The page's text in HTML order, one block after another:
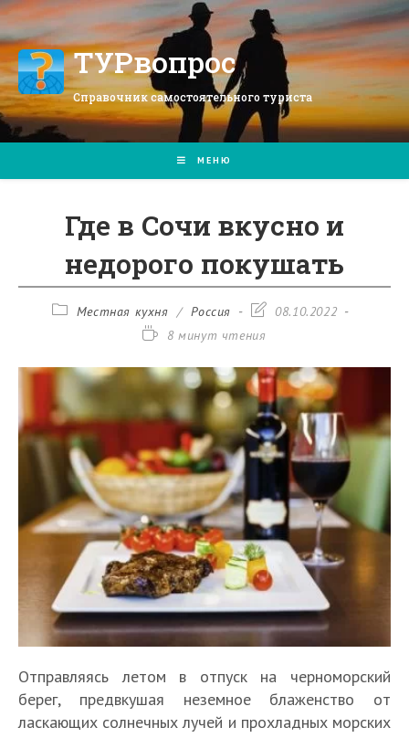
Перейти
к
содержимомуТУРвопрос
Справочник самостоятельного туриста
МЕНЮ
Где в Сочи вкусно и
недорого покушать
РубрикаМестная кухня / Россия
Запись08.10.2022
Время8 минут чтения
Отправляясь летом в отпуск на черноморский
берег, предвкушая неземное блаженство от
ласкающих солнечных лучей и прохладных морских